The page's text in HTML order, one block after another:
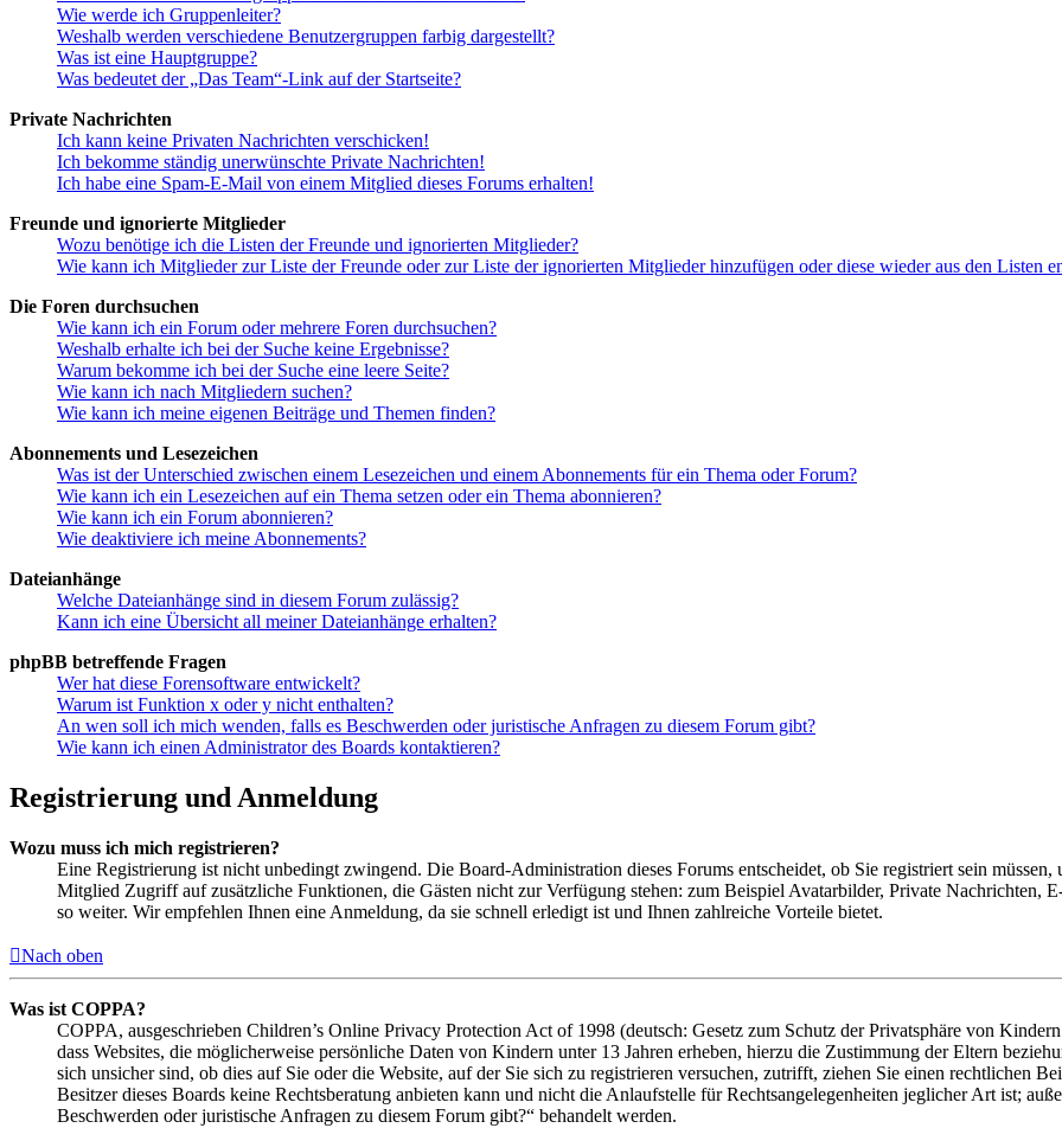
Wie werde ich Gruppenleiter?
Weshalb werden verschiedene Benutzergruppen farbig dargestellt?
Was ist eine Hauptgruppe?
Was bedeutet der „Das Team“-Link auf der Startseite?
Private Nachrichten
Ich kann keine Privaten Nachrichten verschicken!
Ich bekomme ständig unerwünschte Private Nachrichten!
Ich habe eine Spam-E-Mail von einem Mitglied dieses Forums erhalten!
Freunde und ignorierte Mitglieder
Wozu benötige ich die Listen der Freunde und ignorierten Mitglieder?
Wie kann ich Mitglieder zur Liste der Freunde oder zur Liste der ignorierten Mitglieder hinzufügen oder diese wieder aus den Listen
Die Foren durchsuchen
Wie kann ich ein Forum oder mehrere Foren durchsuchen?
Weshalb erhalte ich bei der Suche keine Ergebnisse?
Warum bekomme ich bei der Suche eine leere Seite?
Wie kann ich nach Mitgliedern suchen?
Wie kann ich meine eigenen Beiträge und Themen finden?
Abonnements und Lesezeichen
Was ist der Unterschied zwischen einem Lesezeichen und einem Abonnements für ein Thema oder Forum?
Wie kann ich ein Lesezeichen auf ein Thema setzen oder ein Thema abonnieren?
Wie kann ich ein Forum abonnieren?
Wie deaktiviere ich meine Abonnements?
Dateianhänge
Welche Dateianhänge sind in diesem Forum zulässig?
Kann ich eine Übersicht all meiner Dateianhänge erhalten?
phpBB betreffende Fragen
Wer hat diese Forensoftware entwickelt?
Warum ist Funktion x oder y nicht enthalten?
An wen soll ich mich wenden, falls es Beschwerden oder juristische Anfragen zu diesem Forum gibt?
Wie kann ich einen Administrator des Boards kontaktieren?
Registrierung und Anmeldung
Wozu muss ich mich registrieren?
Eine Registrierung ist nicht unbedingt zwingend. Die Board-Administration dieses Forums entscheidet, ob Sie registriert sein
Mitglied Zugriff auf zusätzliche Funktionen, die Gästen nicht zur Verfügung stehen: zum Beispiel Avatarbilder, Private Nachrichten,
so weiter. Wir empfehlen Ihnen eine Anmeldung, da sie schnell erledigt ist und Ihnen zahlreiche Vorteile bietet.
Nach oben
Was ist COPPA?
COPPA, ausgeschrieben Children’s Online Privacy Protection Act of 1998 (deutsch: Gesetz zum Schutz der Privatsphäre von
dass Websites, die möglicherweise persönliche Daten von Kindern unter 13 Jahren erheben, hierzu die Zustimmung der Eltern
sich unsicher sind, ob dies auf Sie oder die Website, auf der Sie sich zu registrieren versuchen, zutrifft, ziehen Sie einen rechtlichen
Besitzer dieses Boards keine Rechtsberatung anbieten kann und nicht die Anlaufstelle für Rechtsangelegenheiten jeglicher Art ist;
Beschwerden oder juristische Anfragen zu diesem Forum gibt?“ behandelt werden.